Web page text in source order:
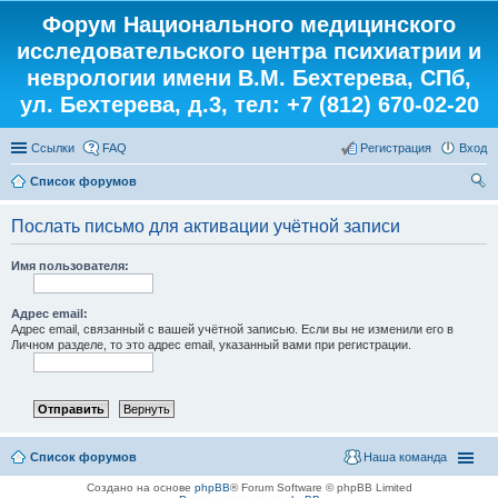
Форум Национального медицинского
исследовательского центра психиатрии и
неврологии имени В.М. Бехтерева, СПб,
ул. Бехтерева, д.3, тел: +7 (812) 670-02-20
Ссылки FAQ Вход
Регистрация
Список форумов
Послать письмо для активации учётной записи
Имя пользователя:
Адрес email:
Адрес email, связанный с вашей учётной записью. Если вы не изменили его в
Личном разделе, то это адрес email, указанный вами при регистрации.
Список форумов Наша команда
Создано на основе phpBB® Forum Software © phpBB Limited